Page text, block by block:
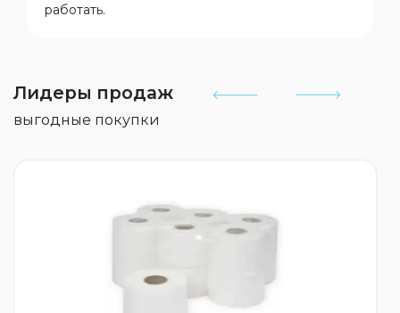
работать.
Лидеры продаж
выгодные покупки